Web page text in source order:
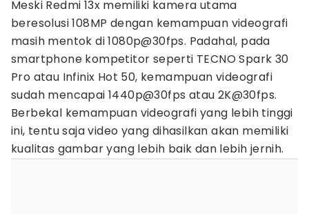
Meski Redmi 13x memiliki kamera utama
beresolusi 108MP dengan kemampuan videografi
masih mentok di 1080p@30fps. Padahal, pada
smartphone kompetitor seperti TECNO Spark 30
Pro atau Infinix Hot 50, kemampuan videografi
sudah mencapai 1440p@30fps atau 2K@30fps.
Berbekal kemampuan videografi yang lebih tinggi
ini, tentu saja video yang dihasilkan akan memiliki
kualitas gambar yang lebih baik dan lebih jernih.